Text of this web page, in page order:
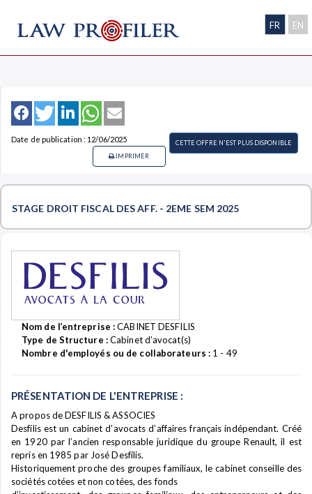
FR EN
Date de publication : 12/06/2025
CETTE OFFRE N'EST PLUS DISPONIBLE
IMPRIMER
STAGE DROIT FISCAL DES AFF. - 2EME SEM 2025
Nom de l’entreprise :CABINET DESFILIS
Type de Structure :Cabinet d’avocat(s)
Nombre d'employés ou de collaborateurs : 1 - 49
PRÉSENTATION DE L'ENTREPRISE :
A propos de DESFILIS & ASSOCIES
Desfilis est un cabinet d’avocats d’affaires français indépendant. Créé
en 1920 par l’ancien responsable juridique du groupe Renault, il est
repris en 1985 par José Desfilis.
Historiquement proche des groupes familiaux, le cabinet conseille des
sociétés cotées et non cotées, des fonds